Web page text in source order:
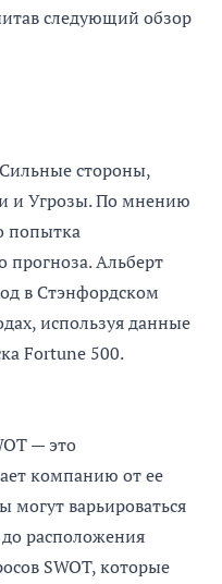
следующий обзор
стороны,
и Угрозы. По мнению
попытка
Альберт
в Стэнфордском
используя данные
Fortune 500.
— это
компанию от ее
могут варьироваться
расположения
SWOT, которые